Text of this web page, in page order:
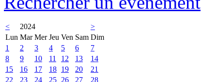
< 2024
>
Lun Mar Mer Jeu Ven Sam Dim
1
2 3 4 5 6
7
8
9 10 11 12 13
14
15
16 17 18 19 20
21
22
23 24 25 26 27
28